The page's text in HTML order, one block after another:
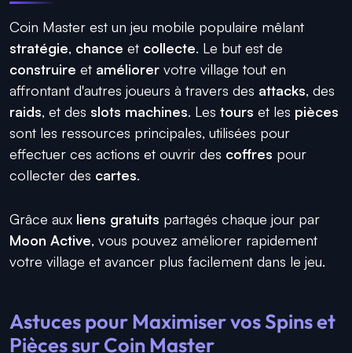
Coin Master est un jeu mobile populaire mêlant
stratégie, chance et collecte. Le but est de
construire et améliorer votre village tout en
affrontant d'autres joueurs à travers des attacks, des
raids, et des slots machines. Les tours et les pièces
sont les ressources principales, utilisées pour
effectuer ces actions et ouvrir des coffres pour
collecter des cartes.
Grâce aux liens gratuits partagés chaque jour par
Moon Active, vous pouvez améliorer rapidement
votre village et avancer plus facilement dans le jeu.
Astuces pour Maximiser vos Spins et
Pièces sur Coin Master